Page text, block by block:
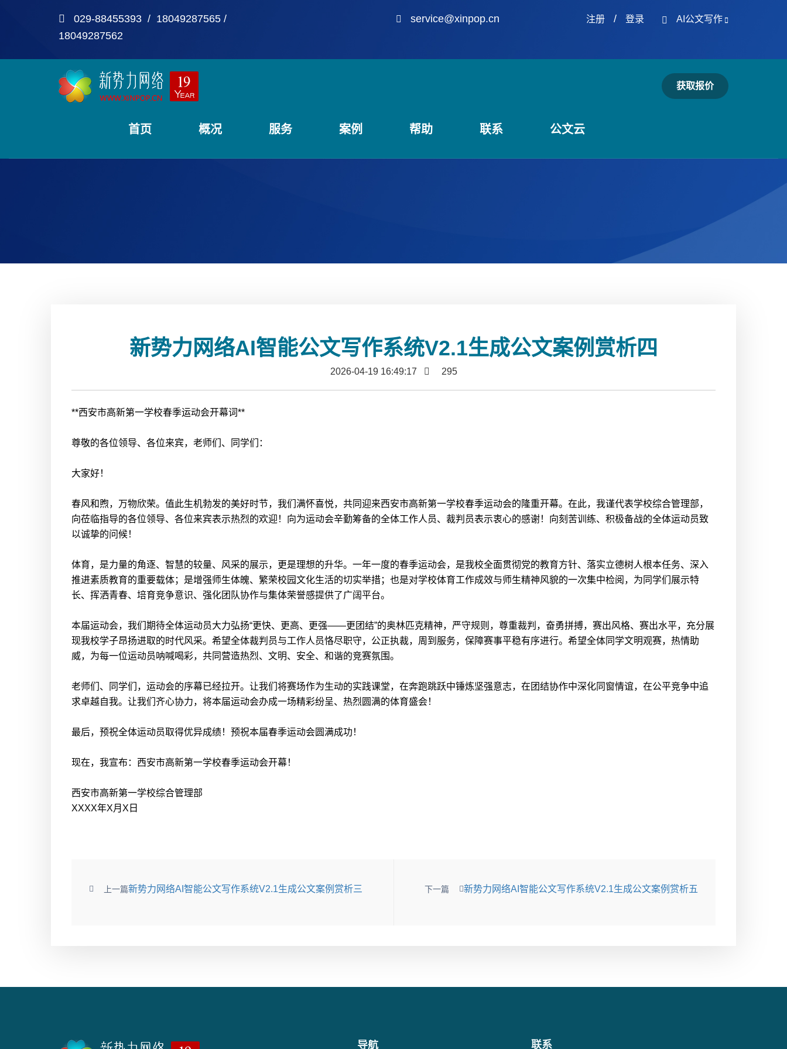
029-88455393 / 18049287565 /
18049287562
service@xinpop.cn 注册/ 登录 AI公文写作
首页 概况 服务 案例 帮助 联系 公文云
获取报价
新势力网络AI智能公文写作系统V2.1生成公文案例赏析四
2026-04-19 16:49:17 295
**西安市高新第一学校春季运动会开幕词**
尊敬的各位领导、各位来宾，老师们、同学们：
大家好！
春风和煦，万物欣荣。值此生机勃发的美好时节，我们满怀喜悦，共同迎来西安市高新第一学校春季运动会的隆重开幕。在此，我谨代表学校综合管理部，
向莅临指导的各位领导、各位来宾表示热烈的欢迎！向为运动会辛勤筹备的全体工作人员、裁判员表示衷心的感谢！向刻苦训练、积极备战的全体运动员致
以诚挚的问候！
体育，是力量的角逐、智慧的较量、风采的展示，更是理想的升华。一年一度的春季运动会，是我校全面贯彻党的教育方针、落实立德树人根本任务、深入
推进素质教育的重要载体；是增强师生体魄、繁荣校园文化生活的切实举措；也是对学校体育工作成效与师生精神风貌的一次集中检阅，为同学们展示特
长、挥洒青春、培育竞争意识、强化团队协作与集体荣誉感提供了广阔平台。
本届运动会，我们期待全体运动员大力弘扬“更快、更高、更强——更团结”的奥林匹克精神，严守规则，尊重裁判，奋勇拼搏，赛出风格、赛出水平，充分展
现我校学子昂扬进取的时代风采。希望全体裁判员与工作人员恪尽职守，公正执裁，周到服务，保障赛事平稳有序进行。希望全体同学文明观赛，热情助
威，为每一位运动员呐喊喝彩，共同营造热烈、文明、安全、和谐的竞赛氛围。
老师们、同学们，运动会的序幕已经拉开。让我们将赛场作为生动的实践课堂，在奔跑跳跃中锤炼坚强意志，在团结协作中深化同窗情谊，在公平竞争中追
求卓越自我。让我们齐心协力，将本届运动会办成一场精彩纷呈、热烈圆满的体育盛会！
最后，预祝全体运动员取得优异成绩！预祝本届春季运动会圆满成功！
现在，我宣布：西安市高新第一学校春季运动会开幕！
西安市高新第一学校综合管理部
XXXX年X月X日
上一篇新势力网络AI智能公文写作系统V2.1生成公文案例赏析三 下一篇 新势力网络AI智能公文写作系统V2.1生成公文案例赏析五
导航 联系